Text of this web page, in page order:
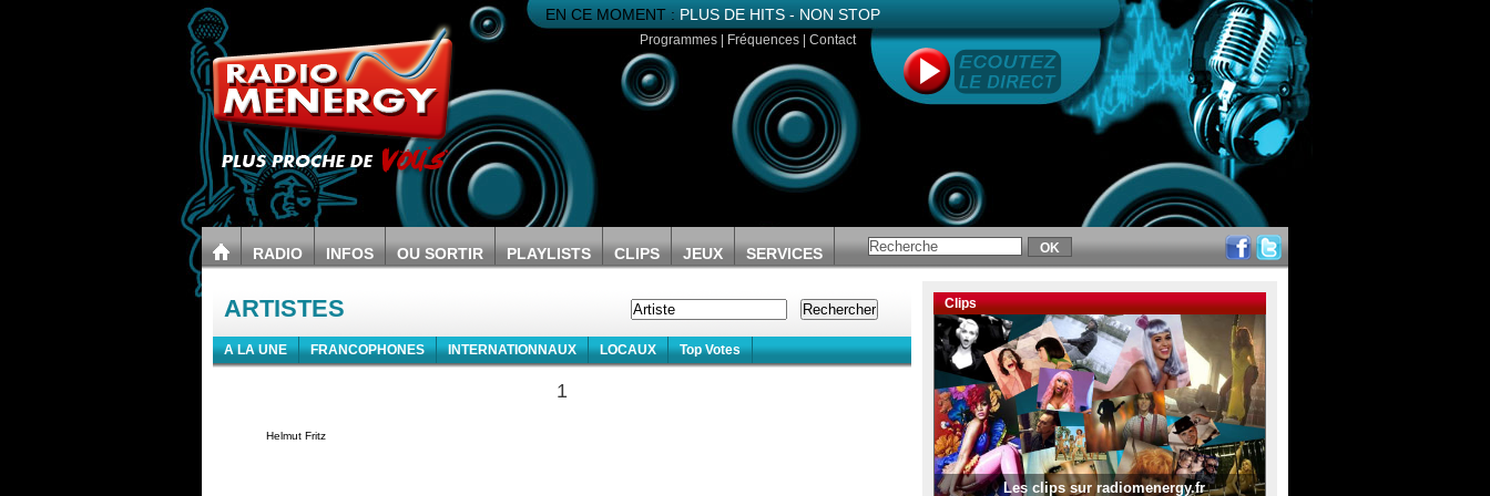
EN CE MOMENT : PLUS DE HITS - NON STOP
Programmes Fréquences Contact
RADIO INFOS OU SORTIR PLAYLISTS CLIPS JEUX SERVICES
ARTISTES
A LA UNE FRANCOPHONES INTERNATIONNAUX LOCAUX Top Votes
1
Helmut Fritz
Clips
Les clips sur radiomenergy.fr